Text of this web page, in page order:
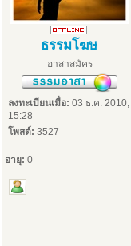
ธรรมโฆษ
อาสาสมัคร
ลงทะเบียนเมื่อ: 03 ธ.ค. 2010,
15:28
โพสต์: 3527
อายุ: 0